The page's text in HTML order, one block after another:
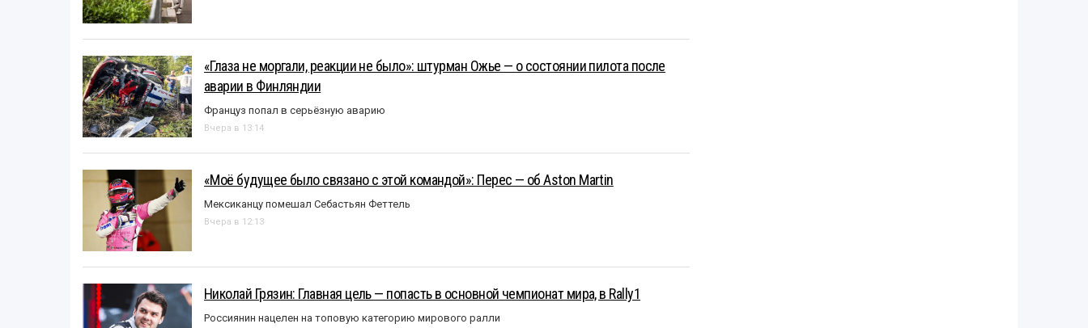
«Глаза не моргали, реакции не было»: штурман Ожье — о состоянии пилота после
аварии в Финляндии
Француз попал в серьёзную аварию
Вчера в 13:14
«Моё будущее было связано с этой командой»: Перес — об Aston Martin
Мексиканцу помешал Себастьян Феттель
Вчера в 12:13
Николай Грязин: Главная цель — попасть в основной чемпионат мира, в Rally1
Россиянин нацелен на топовую категорию мирового ралли